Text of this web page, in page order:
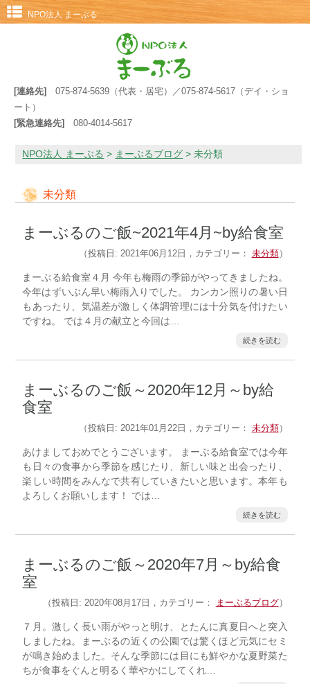
NPO法人 まーぶる
[連絡先]
075-874-5639（代表・居宅）／075-874-5617（デイ・ショ
ート）
[緊急連絡先]
080-4014-5617
NPO法人 まーぶる > まーぶるブログ >未分類
未分類
まーぶるのご飯~2021年4月~by給食室
（投稿日: 2021年06月12日，カテゴリー： 未分類 ）
まーぶる給食室４月 今年も梅雨の季節がやってきましたね。
今年はずいぶん早い梅雨入りでした。 カンカン照りの暑い日
もあったり、気温差が激しく体調管理には十分気を付けたい
ですね。 では４月の献立と今回は…
続きを読む
まーぶるのご飯～2020年12月～by給
食室
（投稿日: 2021年01月22日，カテゴリー： 未分類 ）
あけましておめでとうございます。 まーぶる給食室では今年
も日々の食事から季節を感じたり、新しい味と出会ったり、
楽しい時間をみんなで共有していきたいと思います。本年も
よろしくお願いします！ では…
続きを読む
まーぶるのご飯～2020年7月～by給食
室
（投稿日: 2020年08月17日，カテゴリー： まーぶるブログ）
７月。激しく長い雨がやっと明け、とたんに真夏日へと突入
しましたね。まーぶるの近くの公園では驚くほど元気にセミ
が鳴き始めました。そんな季節には目にも鮮やかな夏野菜た
ちが食事をぐんと明るく華やかにしてくれ…